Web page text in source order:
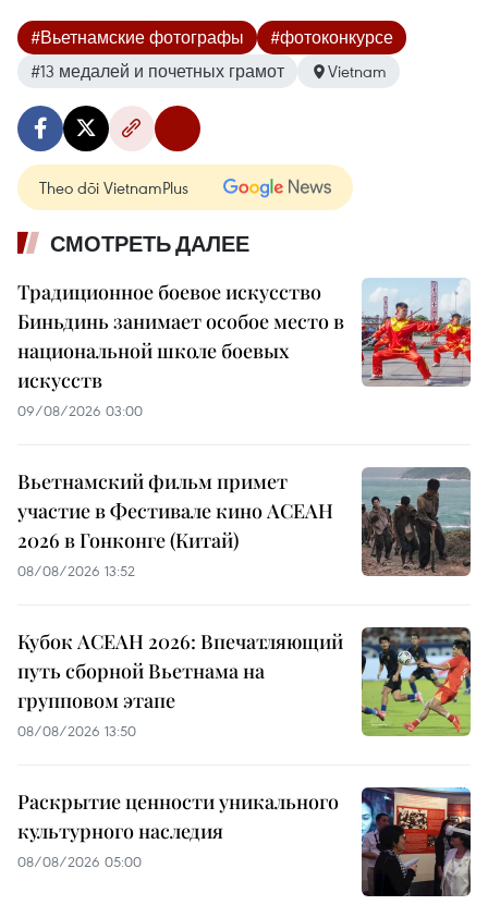
#Вьетнамские фотографы
#фотоконкурсе
#13 медалей и почетных грамот
Vietnam
Theo dõi VietnamPlus
СМОТРЕТЬ ДАЛЕЕ
Традиционное боевое искусство
Биньдинь занимает особое место в
национальной школе боевых
искусств
09/08/2026 03:00
Вьетнамский фильм примет
участие в Фестивале кино АСЕАН
2026 в Гонконге (Китай)
08/08/2026 13:52
Кубок АСЕАН 2026: Впечатляющий
путь сборной Вьетнама на
групповом этапе
08/08/2026 13:50
Раскрытие ценности уникального
культурного наследия
08/08/2026 05:00